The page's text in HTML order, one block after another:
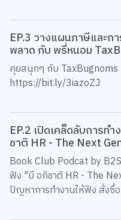
EP.3 วางแผนภาษีและก
พลาด กับ พรี่หนอม
คุยสนุกๆ กับ
https://bit.ly/3iazoZJ
EP.2 เปิดเคล็ดลับการท
ชาติ HR - The Next
Book Club Podcat by
ฟัง "บี อภิชาติ HR - The
ปัญหาการทำงานให้ฟัง สั่ง